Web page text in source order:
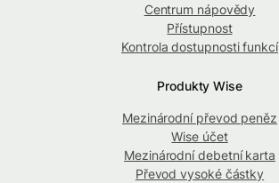
Centrum nápovědy
Přístupnost
Kontrola dostupnosti funkcí
Produkty Wise
Mezinárodní převod peněz
Wise účet
Mezinárodní debetní karta
Převod vysoké částky